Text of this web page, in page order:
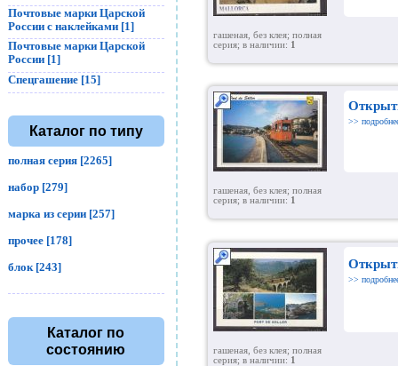
Почтовые марки Царской
России с наклейками [1]
Почтовые марки Царской
России [1]
Спецгашение [15]
Каталог по типу
полная серия [2265]
набор [279]
марка из серии [257]
прочее [178]
блок [243]
Каталог по
состоянию
гашеная, без клея; полная
серия; в наличии: 1
>>
гашеная, без клея; полная
серия; в наличии: 1
>>
гашеная, без клея; полная
серия; в наличии: 1